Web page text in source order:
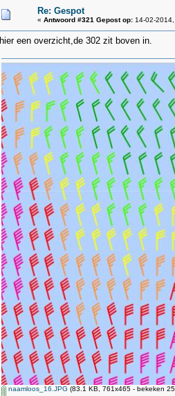
Re: Gespot
« Antwoord #321 Gepost op: 14-02-
hier een overzicht,de 302 zit boven in.
naamloos_16.JPG (83.1 KB, 761x465 - bekeken